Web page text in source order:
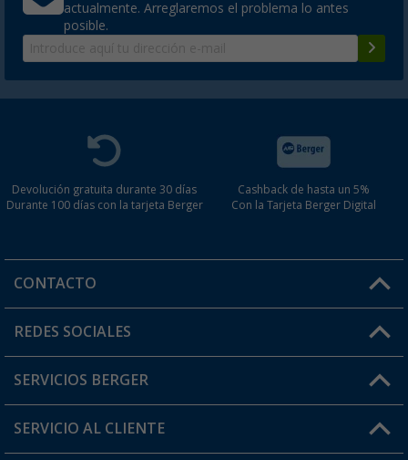
actualmente. Arreglaremos el problema lo antes
posible.
Devolución gratuita durante 30 días
Durante 100 días con la tarjeta Berger
Cashback de hasta un 5%
Con la Tarjeta Berger Digital
CONTACTO
Horario de atención al cliente:
¿Tienes alguna duda?
REDES SOCIALES
SERVICIOS BERGER
Conviértete en distribuidor
SERVICIO AL CLIENTE